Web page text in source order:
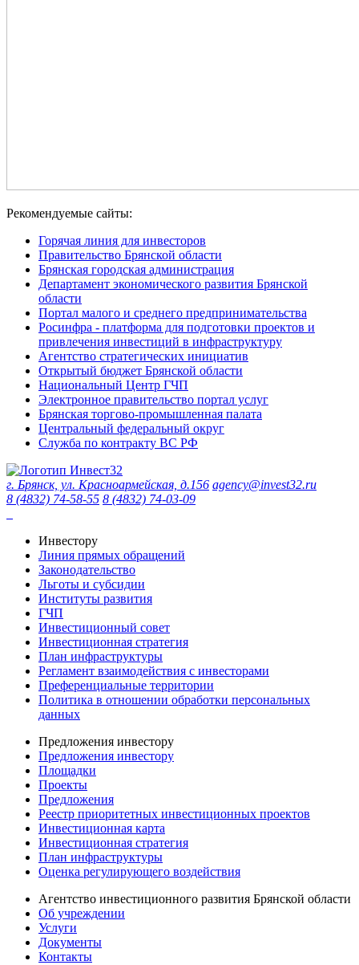
Рекомендуемые сайты:
Горячая линия для инвесторов
Правительство Брянской области
Брянская городская администрация
Департамент экономического развития Брянской
области
Портал малого и среднего предпринимательства
Росинфра - платформа для подготовки проектов и
привлечения инвестиций в инфраструктуру
Агентство стратегических инициатив
Открытый бюджет Брянской области
Национальный Центр ГЧП
Электронное правительство портал услуг
Брянская торгово-промышленная палата
Центральный федеральный округ
Служба по контракту ВС РФ
г. Брянск, ул. Красноармейская, д.156 agency@invest32.ru
8 (4832) 74-58-55 8 (4832) 74-03-09
Инвестору
Линия прямых обращений
Законодательство
Льготы и субсидии
Институты развития
ГЧП
Инвестиционный совет
Инвестиционная стратегия
План инфраструктуры
Регламент взаимодействия с инвесторами
Преференциальные территории
Политика в отношении обработки персональных
данных
Предложения инвестору
Предложения инвестору
Площадки
Проекты
Предложения
Реестр приоритетных инвестиционных проектов
Инвестиционная карта
Инвестиционная стратегия
План инфраструктуры
Оценка регулирующего воздействия
Агентство инвестиционного развития Брянской области
Об учреждении
Услуги
Документы
Контакты